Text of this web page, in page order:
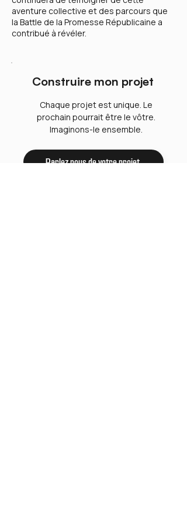
aventure collective et des parcours que
la Battle de la Promesse Républicaine a
contribué à révéler.
Construire mon projet
Chaque projet est unique. Le
prochain pourrait être le vôtre.
Imaginons-le ensemble.
Parlez nous de votre projet